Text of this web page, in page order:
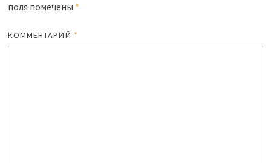
поля помечены *
КОММЕНТАРИЙ *